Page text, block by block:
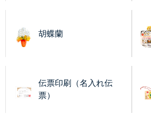
胡蝶蘭
伝票印刷（名入れ伝
票）